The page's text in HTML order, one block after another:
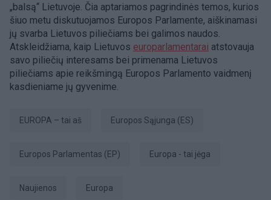
„balsą“ Lietuvoje. Čia aptariamos pagrindinės temos, kurios
šiuo metu diskutuojamos Europos Parlamente, aiškinamasi
jų svarba Lietuvos piliečiams bei galimos naudos.
Atskleidžiama, kaip Lietuvos europarlamentarai atstovauja
savo piliečių interesams bei primenama Lietuvos
piliečiams apie reikšmingą Europos Parlamento vaidmenį
kasdieniame jų gyvenime.
EUROPA – tai aš Europos Sąjunga (ES)
Europos Parlamentas (EP) Europa - tai jėga
Naujienos Europa